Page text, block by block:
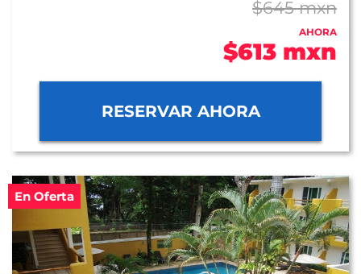
$645 mxn
AHORA
$613 mxn
RESERVAR AHORA
En Oferta